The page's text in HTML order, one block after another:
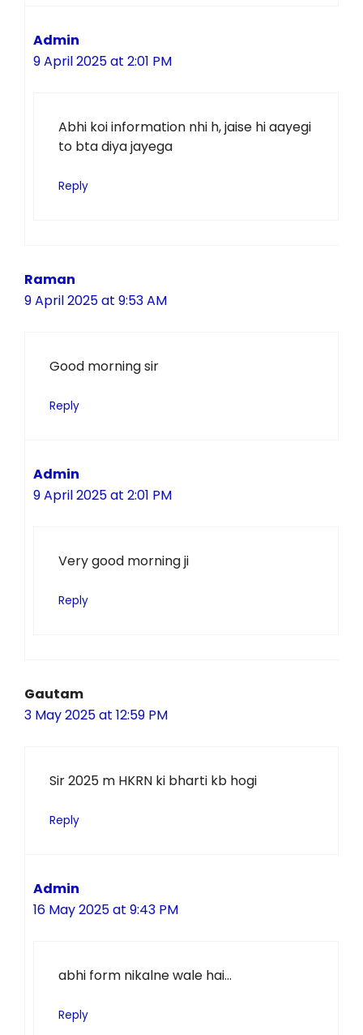
Admin
9 April 2025 at 2:01 PM
Abhi koi information nhi h, jaise hi aayegi
to bta diya jayega
Reply
Raman
9 April 2025 at 9:53 AM
Good morning sir
Reply
Admin
9 April 2025 at 2:01 PM
Very good morning ji
Reply
Gautam
3 May 2025 at 12:59 PM
Sir 2025 m HKRN ki bharti kb hogi
Reply
Admin
16 May 2025 at 9:43 PM
abhi form nikalne wale hai…
Reply